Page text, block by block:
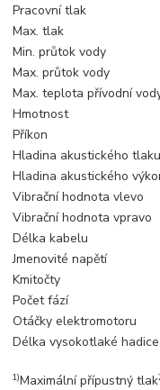
Pracovní tlak
Max. tlak
Min. průtok vody
Max. průtok vody
Max. teplota přívodní
Hmotnost
Příkon
Hladina akustického tlaku
Hladina akustického
Vibrační hodnota vlevo
Vibrační hodnota vpravo
Délka kabelu
Jmenovité napětí
Kmitočty
Počet fází
Otáčky elektromotoru
Délka vysokotlaké hadice
1)Maximální přípustný tlak